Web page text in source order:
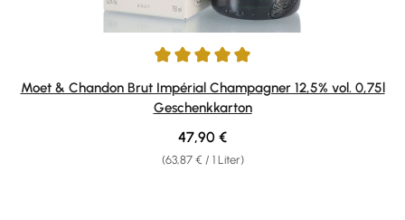
Durchschnittliche Bewertung von 5 von 5 Sternen
Moet & Chandon Brut Impérial Champagner 12,5% vol. 0,75l
Geschenkkarton
(63,87 € / 1 Liter)
Regulärer Preis:
47,90 €